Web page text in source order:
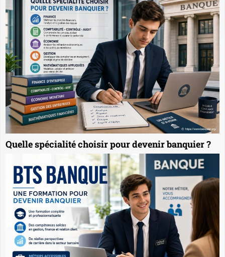
Quelle spécialité choisir pour devenir banquier ?